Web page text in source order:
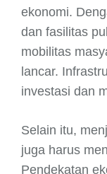
ekonomi.
dan fasilitas
mobilitas
lancar.
investasi dan
Selain itu,
juga harus
Pendekatan